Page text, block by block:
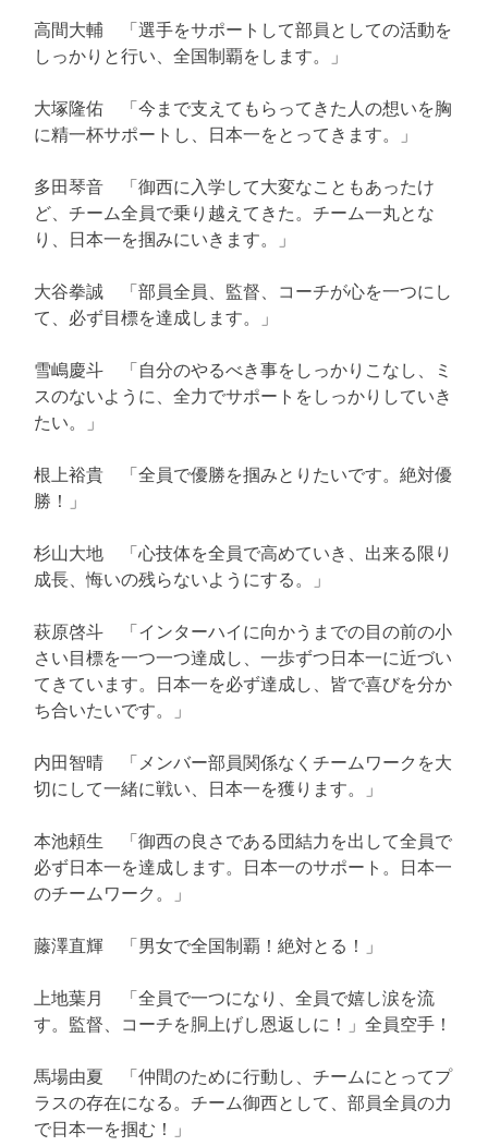
高間大輔 「選手をサポートして部員としての活動を
しっかりと行い、全国制覇をします。」
大塚隆佑 「今まで支えてもらってきた人の想いを胸
に精一杯サポートし、日本一をとってきます。」
多田琴音 「御西に入学して大変なこともあったけ
ど、チーム全員で乗り越えてきた。チーム一丸とな
り、日本一を掴みにいきます。」
大谷拳誠 「部員全員、監督、コーチが心を一つにし
て、必ず目標を達成します。」
雪嶋慶斗 「自分のやるべき事をしっかりこなし、ミ
スのないように、全力でサポートをしっかりしていき
たい。」
根上裕貴 「全員で優勝を掴みとりたいです。絶対優
勝！」
杉山大地 「心技体を全員で高めていき、出来る限り
成長、悔いの残らないようにする。」
萩原啓斗 「インターハイに向かうまでの目の前の小
さい目標を一つ一つ達成し、一歩ずつ日本一に近づい
てきています。日本一を必ず達成し、皆で喜びを分か
ち合いたいです。」
内田智晴 「メンバー部員関係なくチームワークを大
切にして一緒に戦い、日本一を獲ります。」
本池頼生 「御西の良さである団結力を出して全員で
必ず日本一を達成します。日本一のサポート。日本一
のチームワーク。」
藤澤直輝 「男女で全国制覇！絶対とる！」
上地葉月 「全員で一つになり、全員で嬉し涙を流
す。監督、コーチを胴上げし恩返しに！」全員空手！
馬場由夏 「仲間のために行動し、チームにとってプ
ラスの存在になる。チーム御西として、部員全員の力
で日本一を掴む！」